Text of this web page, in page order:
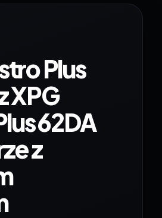
Plus
XPG
62DA
z